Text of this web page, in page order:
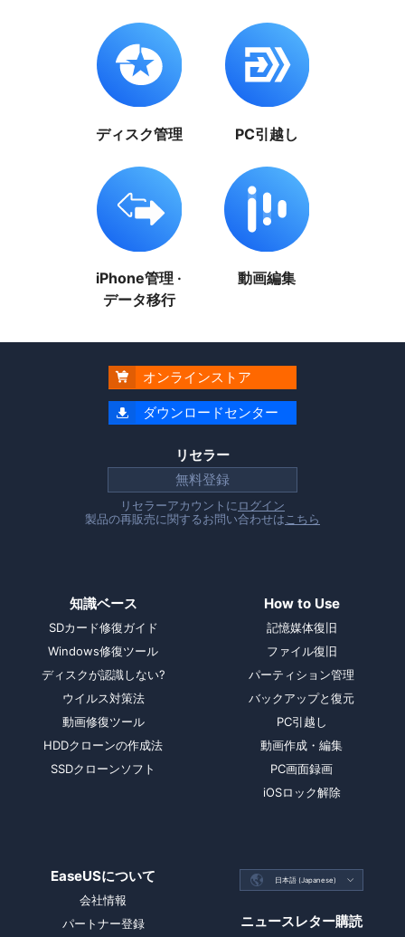
ディスク管理 PC引越し
iPhone管理 ·
データ移行
動画編集
 オンラインストア
 ダウンロードセンター
リセラー
無料登録
リセラーアカウントに ログイン
製品の再販売に関するお問い合わせは こちら
知識ベース
SDカード修復ガイド
Windows修復ツール
ディスクが認識しない?
ウイルス対策法
動画修復ツール
HDDクローンの作成法
SSDクローンソフト
How to Use
記憶媒体復旧
ファイル復旧
パーティション管理
バックアップと復元
PC引越し
動画作成・編集
PC画面録画
iOSロック解除
EaseUSについて
会社情報
パートナー登録
 日本語 (Japanese) 
ニュースレター購読